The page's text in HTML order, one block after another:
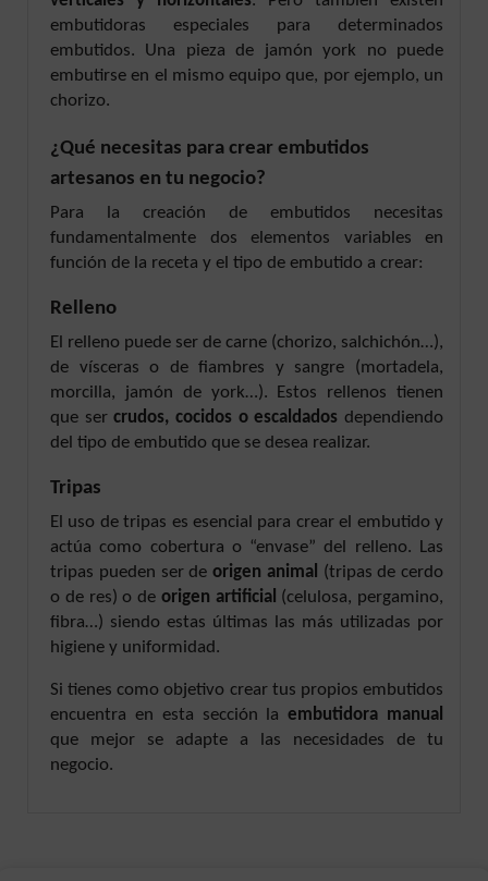
embutidoras especiales para determinados
embutidos. Una pieza de jamón york no puede
embutirse en el mismo equipo que, por ejemplo, un
chorizo.
¿Qué necesitas para crear embutidos
artesanos en tu negocio?
Para la creación de embutidos necesitas
fundamentalmente dos elementos variables en
función de la receta y el tipo de embutido a crear:
Relleno
El relleno puede ser de carne (chorizo, salchichón…),
de vísceras o de fiambres y sangre (mortadela,
morcilla, jamón de york…). Estos rellenos tienen
que sercrudos, cocidos o escaldados dependiendo
del tipo de embutido que se desea realizar.
Tripas
El uso de tripas es esencial para crear el embutido y
actúa como cobertura o “envase” del relleno. Las
tripas pueden ser de origen animal
(tripas de cerdo
o de res) o de origen artificial (celulosa, pergamino,
fibra…) siendo estas últimas las más utilizadas por
higiene y uniformidad.
Si tienes como objetivo crear tus propios embutidos
encuentra en esta sección laembutidora manual
que mejor se adapte a las necesidades de tu
negocio.